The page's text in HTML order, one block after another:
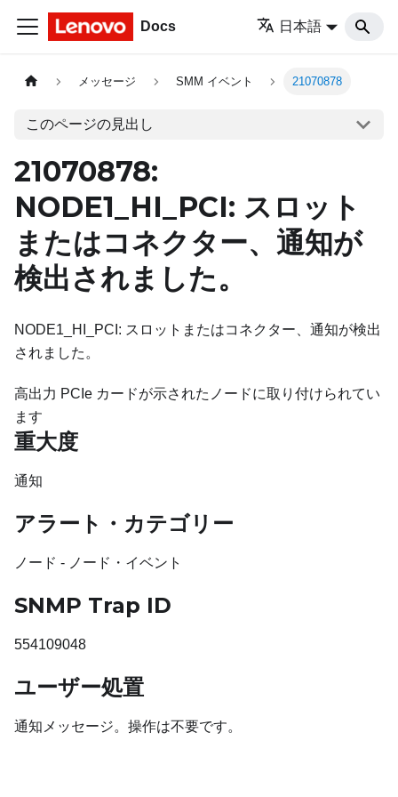
Docs 日本語
メッセージ SMM イベント 21070878
このページの見出し
21070878:
NODE1_HI_PCI: スロット
またはコネクター、通知が
検出されました。
NODE1_HI_PCI: スロットまたはコネクター、通知が検出
されました。
高出力 PCIe カードが示されたノードに取り付けられてい
ます
重大度
通知
アラート・カテゴリー
ノード - ノード・イベント
SNMP Trap ID
554109048
ユーザー処置
通知メッセージ。操作は不要です。